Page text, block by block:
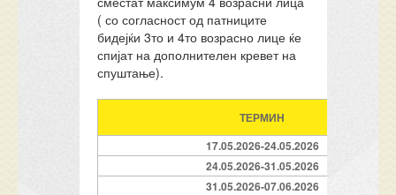
( со согласност од патниците
бидејќи 3то и 4то возрасно лице ќе
спијат на дополнителен кревет на
спуштање).
ТЕРМИН
17.05.2026-24.05.2026
24.05.2026-31.05.2026
31.05.2026-07.06.2026